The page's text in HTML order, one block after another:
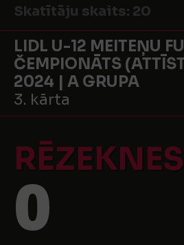
Skatītāju skaits: 20
LIDL U-12 MEITEŅU
ČEMPIONĀTS
2024 | A GRUPA
3. kārta
0